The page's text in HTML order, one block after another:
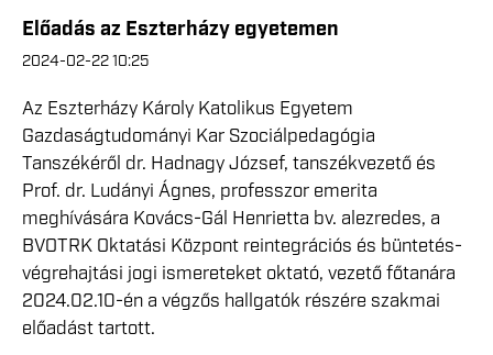
Előadás az Eszterházy egyetemen
2024-02-22 10:25
Az Eszterházy Károly Katolikus Egyetem
Gazdaságtudományi Kar Szociálpedagógia
Tanszékéről dr. Hadnagy József, tanszékvezető és
Prof. dr. Ludányi Ágnes, professzor emerita
meghívására Kovács-Gál Henrietta bv. alezredes, a
BVOTRK Oktatási Központ reintegrációs és büntetés-
végrehajtási jogi ismereteket oktató, vezető főtanára
2024.02.10-én a végzős hallgatók részére szakmai
előadást tartott.